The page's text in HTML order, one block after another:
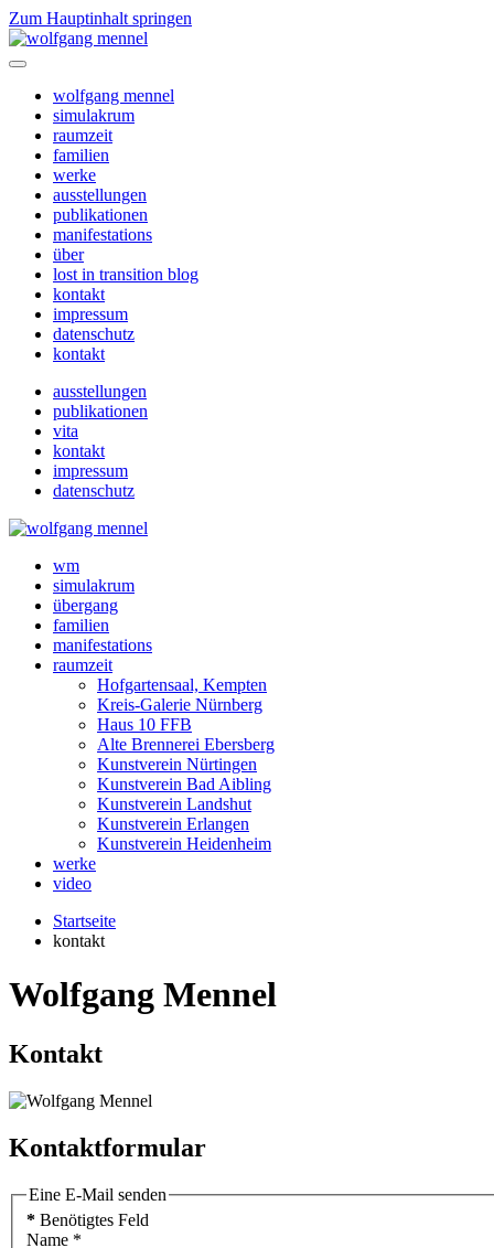
Zum Hauptinhalt springen
wolfgang mennel
simulakrum
raumzeit
familien
werke
ausstellungen
publikationen
manifestations
über
lost in transition blog
kontakt
impressum
datenschutz
kontakt
ausstellungen
publikationen
vita
kontakt
impressum
datenschutz
wm
simulakrum
übergang
familien
manifestations
raumzeit
Hofgartensaal, Kempten
Kreis-Galerie Nürnberg
Haus 10 FFB
Alte Brennerei Ebersberg
Kunstverein Nürtingen
Kunstverein Bad Aibling
Kunstverein Landshut
Kunstverein Erlangen
Kunstverein Heidenheim
werke
video
Startseite
kontakt
Wolfgang Mennel
Kontakt
Kontaktformular
Eine E-Mail senden
* Benötigtes Feld
Name *